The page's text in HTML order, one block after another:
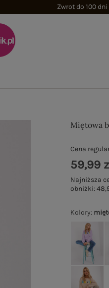
Zwrot do 100 dni
Miętowa
Kolory:
Cena
59,99
Najniższa
obniżki: